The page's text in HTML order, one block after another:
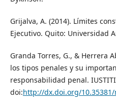
Grijalva, A. (2014). Límites
Ejecutivo. Quito: Universidad
Granda Torres, G., & Herrera
los tipos penales y su
responsabilidad penal.
doi:http://dx.doi.org/